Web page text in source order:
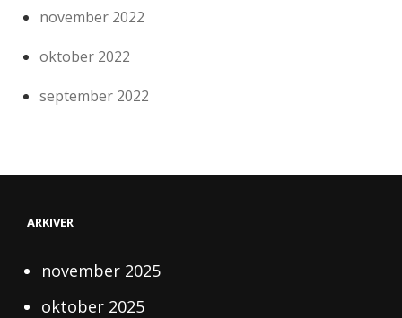
november 2022
oktober 2022
september 2022
ARKIVER
november 2025
oktober 2025